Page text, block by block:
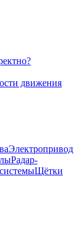
движения
Электропривод
Радар-
Щётки